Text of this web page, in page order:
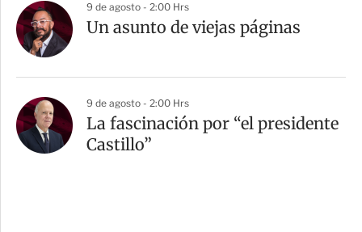
9 de agosto - 2:00 Hrs
Un asunto de viejas páginas
9 de agosto - 2:00 Hrs
La fascinación por “el presidente
Castillo”